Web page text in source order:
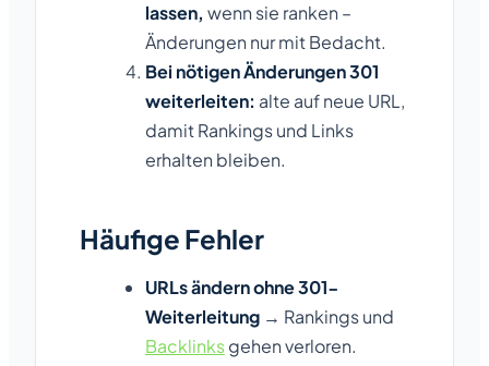
lassen, wenn sie ranken –
Änderungen nur mit Bedacht.
Bei nötigen Änderungen 301
weiterleiten: alte auf neue URL,
damit Rankings und Links
erhalten bleiben.
Häufige Fehler
URLs ändern ohne 301-
Weiterleitung → Rankings und
Backlinksgehen verloren.